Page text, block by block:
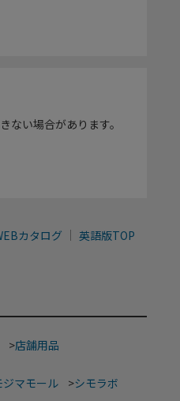
い場合があります。
カタログ 英語版TOP
>店舗用品
ジマモール >シモラボ